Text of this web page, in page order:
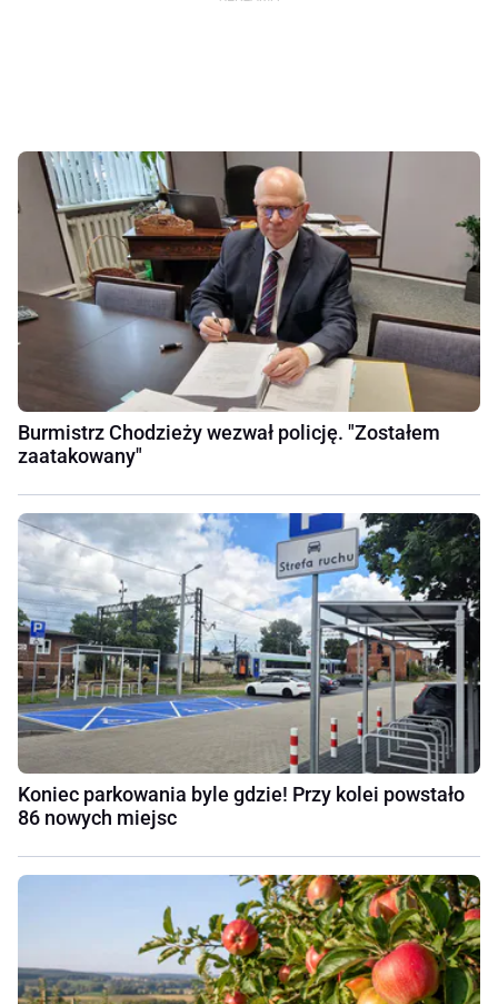
Burmistrz Chodzieży wezwał policję. "Zostałem
zaatakowany"
Koniec parkowania byle gdzie! Przy kolei powstało
86 nowych miejsc